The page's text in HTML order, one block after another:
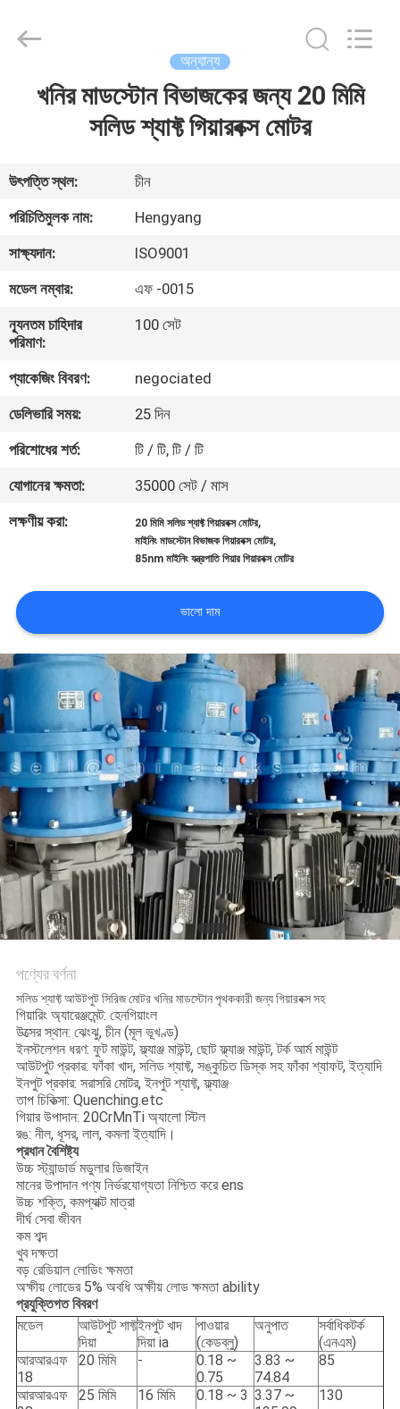
আমাদের
সম্পর্কে
কারখানা
ভ্রমণ
মান
নিয়ন্ত্রণ
যোগাযোগ
করুন
মামলা
ম্যাপ
গোপনীয়তা
নীতি
Industrial
Reserved.
অন্যান্য
খনির মাডস্টোন বিভাজকের জন্য 20 মিমি
সলিড শ্যাফ্ট গিয়ারবক্স মোটর
উৎপত্তি স্থল:
চীন
পরিচিতিমুলক নাম:
Hengyang
সাক্ষ্যদান:
ISO9001
মডেল নম্বার:
এফ -0015
ন্যূনতম চাহিদার
পরিমাণ:
100 সেট
প্যাকেজিং বিবরণ:
negociated
ডেলিভারি সময়:
25 দিন
পরিশোধের শর্ত:
টি / টি, টি / টি
যোগানের ক্ষমতা:
35000 সেট / মাস
লক্ষণীয় করা:
20 মিমি সলিড শ্যাফ্ট গিয়ারবক্স মোটর,
মাইনিং মাডস্টোন বিভাজক গিয়ারবক্স মোটর,
85nm মাইনিং যন্ত্রপাতি গিয়ার গিয়ারবক্স মোটর
ভালো দাম
পণ্যের বর্ণনা
সলিড শ্যাফ্ট আউটপুট সিরিজ মোটর খনির মাডস্টোন পৃথককারী জন্য গিয়ারবক্স সহ
গিয়ারিং অ্যারেঞ্জমেন্ট: হেনগিয়াংল
উত্সের স্থান: ঝেংঝু, চীন (মূল ভূখণ্ড)
ইনস্টলেশন ধরণ: ফুট মাউন্ট, ফ্ল্যাঞ্জ মাউন্ট, ছোট ফ্ল্যাঞ্জ মাউন্ট, টর্ক আর্ম মাউন্ট
আউটপুট প্রকার: ফাঁকা খাদ, সলিড শ্যাফ্ট, সঙ্কুচিত ডিস্ক সহ ফাঁকা শ্যাফট, ইত্যাদি
ইনপুট প্রকার: সরাসরি মোটর, ইনপুট শ্যাফ্ট, ফ্ল্যাঞ্জ
তাপ চিকিত্সা: Quenching.etc
গিয়ার উপাদান: 20CrMnTi অ্যালো স্টিল
রঙ: নীল, ধূসর, লাল, কমলা ইত্যাদি।
প্রধান বৈশিষ্ট্য
উচ্চ স্ট্যান্ডার্ড মডুলার ডিজাইন
মানের উপাদান পণ্য নির্ভরযোগ্যতা নিশ্চিত করে ens
উচ্চ শক্তি, কমপ্যাক্ট মাত্রা
দীর্ঘ সেবা জীবন
কম শব্দ
খুব দক্ষতা
বড় রেডিয়াল লোডিং ক্ষমতা
অক্ষীয় লোডের 5% অবধি অক্ষীয় লোড ক্ষমতা ability
প্রযুক্তিগত বিবরণ
মডেল
আউটপুট শাফ্ট
দিয়া
ইনপুট খাদ
দিয়া ia
পাওয়ার
(কেডব্লু)
অনুপাত
সর্বাধিকটর্ক
(এনএম)
আরআরএফ
18
20 মিমি -
0.18 ~
0.75
3.83 ~
74.84
85
আরআরএফ
25 মিমি 16 মিমি 0.18 ~ 3 3.37 ~
130